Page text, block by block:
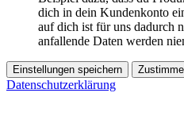
dich in dein Kundenkonto
auf dich ist für uns dadurch
anfallende Daten werden
Einstellungen speichern
Datenschutzerklärung